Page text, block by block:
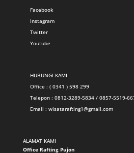
Facebook
Instagram
Twitter
Youtube
HUBUNGI KAMI
Office : ( 0341 ) 598 299
Telepon : 0812-3289-5834 / 0857-5519-
Email : wisatarafting1@gmail.com
ALAMAT KAMI
Office Rafting Pujon